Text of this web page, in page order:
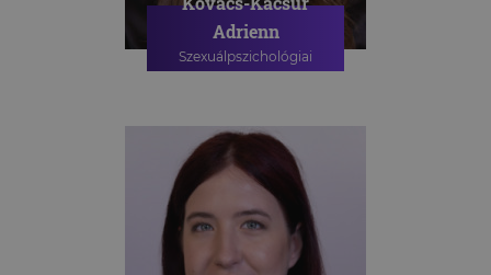
Adrienn
Szexuálpszichológiai
SZEXUÁLPSZICHOLÓGIAI
SZEXUÁLPSZICHOLÓGIAI
CSOPORTOS TANÁCSADÁS